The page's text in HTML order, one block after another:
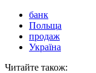
банк
Польща
продаж
Україна
Читайте також: